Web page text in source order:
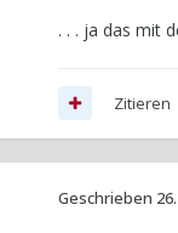
. . . ja das mit
Zitieren
Geschrieben